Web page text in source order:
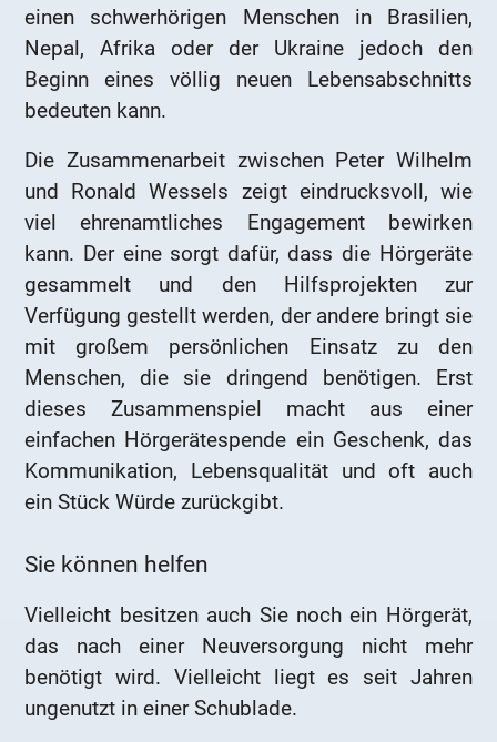
einen schwerhörigen Menschen in Brasilien,
Nepal, Afrika oder der Ukraine jedoch den
Beginn eines völlig neuen Lebensabschnitts
bedeuten kann.
Die Zusammenarbeit zwischen Peter Wilhelm
und Ronald Wessels zeigt eindrucksvoll, wie
viel ehrenamtliches Engagement bewirken
kann. Der eine sorgt dafür, dass die Hörgeräte
gesammelt und den Hilfsprojekten zur
Verfügung gestellt werden, der andere bringt sie
mit großem persönlichen Einsatz zu den
Menschen, die sie dringend benötigen. Erst
dieses Zusammenspiel macht aus einer
einfachen Hörgerätespende ein Geschenk, das
Kommunikation, Lebensqualität und oft auch
ein Stück Würde zurückgibt.
Sie können helfen
Vielleicht besitzen auch Sie noch ein Hörgerät,
das nach einer Neuversorgung nicht mehr
benötigt wird. Vielleicht liegt es seit Jahren
ungenutzt in einer Schublade.